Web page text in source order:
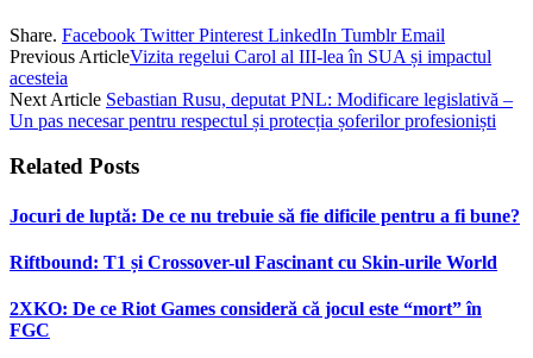
Share. Facebook Twitter Pinterest LinkedIn Tumblr Email
Previous ArticleVizita regelui Carol al III-lea în SUA și impactul
acesteia
Next Article Sebastian Rusu, deputat PNL: Modificare legislativă –
Un pas necesar pentru respectul și protecția șoferilor profesioniști
Related Posts
Jocuri de luptă: De ce nu trebuie să fie dificile pentru a fi bune?
Riftbound: T1 și Crossover-ul Fascinant cu Skin-urile World
2XKO: De ce Riot Games consideră că jocul este “mort” în
FGC